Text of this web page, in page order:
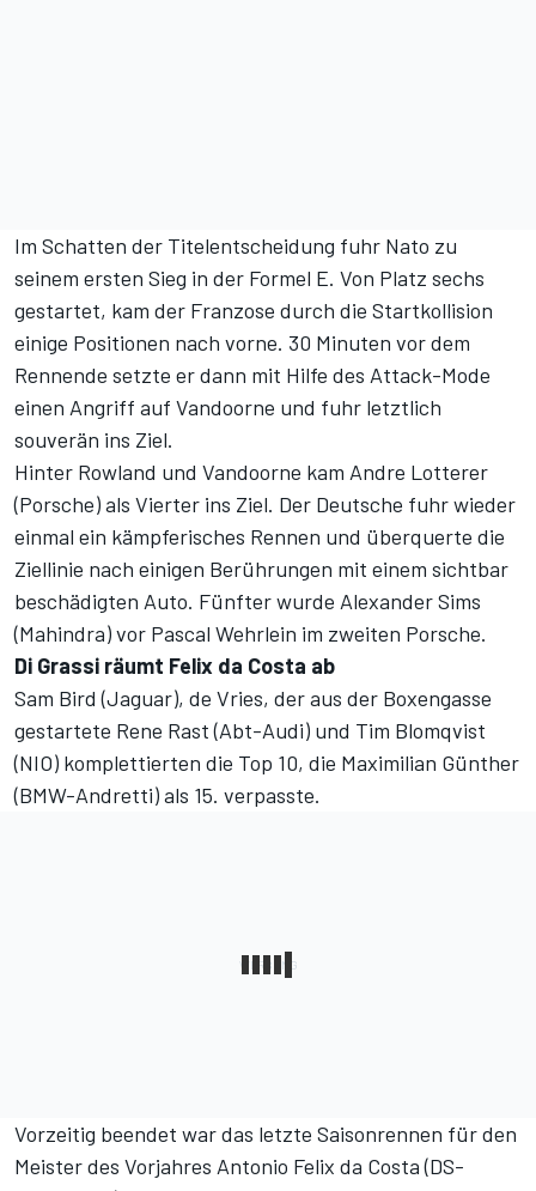
Im Schatten der Titelentscheidung fuhr Nato zu
seinem ersten Sieg in der Formel E. Von Platz sechs
gestartet, kam der Franzose durch die Startkollision
einige Positionen nach vorne. 30 Minuten vor dem
Rennende setzte er dann mit Hilfe des Attack-Mode
einen Angriff auf Vandoorne und fuhr letztlich
souverän ins Ziel.
Hinter Rowland und Vandoorne kam Andre Lotterer
(Porsche) als Vierter ins Ziel. Der Deutsche fuhr wieder
einmal ein kämpferisches Rennen und überquerte die
Ziellinie nach einigen Berührungen mit einem sichtbar
beschädigten Auto. Fünfter wurde Alexander Sims
(Mahindra) vor Pascal Wehrlein im zweiten Porsche.
Di Grassi räumt Felix da Costa ab
Sam Bird (Jaguar), de Vries, der aus der Boxengasse
gestartete Rene Rast (Abt-Audi) und Tim Blomqvist
(NIO) komplettierten die Top 10, die Maximilian Günther
(BMW-Andretti) als 15. verpasste.
Vorzeitig beendet war das letzte Saisonrennen für den
Meister des Vorjahres Antonio Felix da Costa (DS-